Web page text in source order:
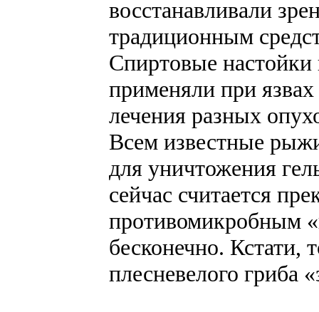
восстанавливали
традиционным
Спиртовые
применяли при
лечения разных
Всем известные
для уничтожения
сейчас считается
противомикробным
бесконечно. Кстати,
плесневелого гриба